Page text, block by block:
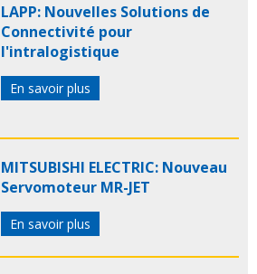
LAPP: Nouvelles Solutions de
Connectivité pour
l'intralogistique
En savoir plus
MITSUBISHI ELECTRIC: Nouveau
Servomoteur MR-JET
En savoir plus